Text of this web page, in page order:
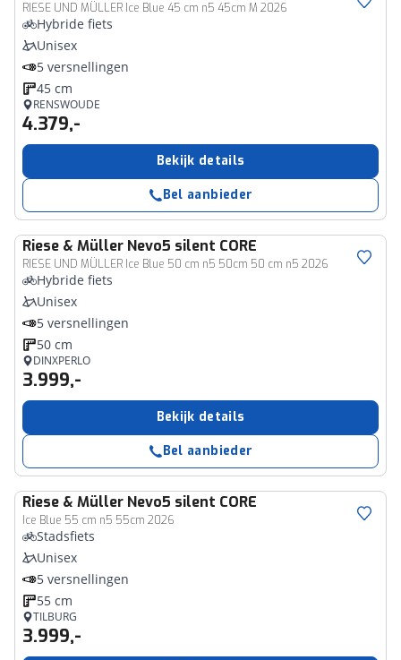
RIESE UND MÜLLER Ice Blue 45 cm n5 45cm M 2026
Hybride fiets
Unisex
5 versnellingen
45 cm
RENSWOUDE
4.379,-
Bekijk details
Bel aanbieder
Riese & Müller Nevo5 silent CORE
RIESE UND MÜLLER Ice Blue 50 cm n5 50cm 50 cm n5 2026
Hybride fiets
Unisex
5 versnellingen
50 cm
DINXPERLO
3.999,-
Bekijk details
Bel aanbieder
Riese & Müller Nevo5 silent CORE
Ice Blue 55 cm n5 55cm 2026
Stadsfiets
Unisex
5 versnellingen
55 cm
TILBURG
3.999,-